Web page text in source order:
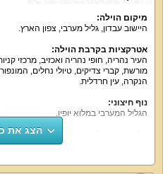
מיקום הוילה:
היישוב עבדון, גליל מערבי, צפון הארץ.
אטרקציות בקרבת הוילה:
העיר נהריה, חופי נהריה ואכזיב, מרכזי
מורשת, קברי צדיקים, טיולי נחלים,
הנקרה, עין חרדלית.
נוף חיצוני:
הגליל המערבי במלוא יופיו.
וילת נופש מטופחת, מושקעת ומפנקת בה
פרדיסו כוללת בריכה וג'קוזי בחצר!
הצג את